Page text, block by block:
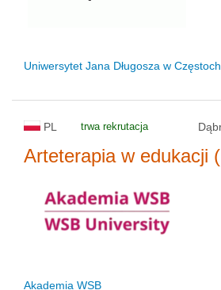
Uniwersytet Jana Długosza w
PL trwa rekrutacja
Arteterapia w edukacji
Akademia WSB